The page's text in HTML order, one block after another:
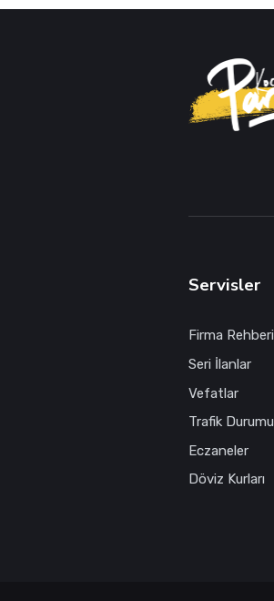
Servisler
Firma Rehberi
Seri İlanlar
Vefatlar
Trafik Durumu
Eczaneler
Döviz Kurları